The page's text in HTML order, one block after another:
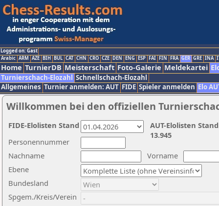
Logged on: Gast
Arabic ARM AZE BIH BUL CAT CHN CRO CZE DEN ENG ESP FAI FIN FRA GER GRE INA
Home TurnierDB Meisterschaft Foto-Galerie Meldekartei
Turnierschach-Elozahl Schnellschach-Elozahl
Allgemeines Turnier anmelden: AUT FIDE Spieler anmelden Elo
Willkommen bei den offiziellen
Nachname
Vorname
Ebene
Personennummer
Bundesland
Spgem./Kreis/Verein
AUT-Elolisten
13.945
FIDE-Elolisten Stand